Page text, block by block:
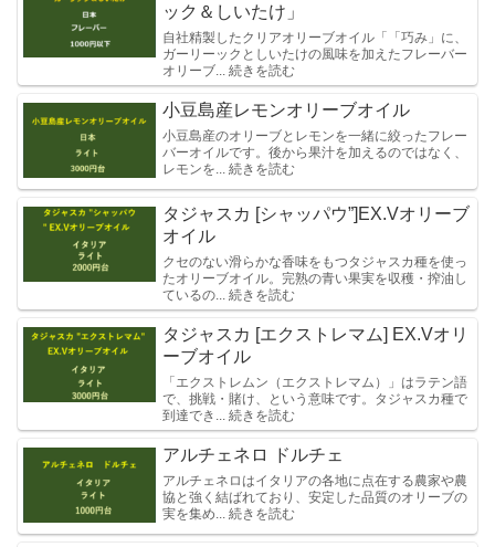
ック＆しいたけ」
自社精製したクリアオリーブオイル「「巧み」に、
ガーリーックとしいたけの風味を加えたフレーバー
オリーブ... 続きを読む
小豆島産レモンオリーブオイル
小豆島産のオリーブとレモンを一緒に絞ったフレー
バーオイルです。後から果汁を加えるのではなく、
レモンを... 続きを読む
タジャスカ [シャッパウ”]EX.Vオリーブ
オイル
クセのない滑らかな香味をもつタジャスカ種を使っ
たオリーブオイル。完熟の青い果実を収穫・搾油し
ているの... 続きを読む
タジャスカ [エクストレマム] EX.Vオリ
ーブオイル
「エクストレムン（エクストレマム）」はラテン語
で、挑戦・賭け、という意味です。タジャスカ種で
到達でき... 続きを読む
アルチェネロ ドルチェ
アルチェネロはイタリアの各地に点在する農家や農
協と強く結ばれており、安定した品質のオリーブの
実を集め... 続きを読む